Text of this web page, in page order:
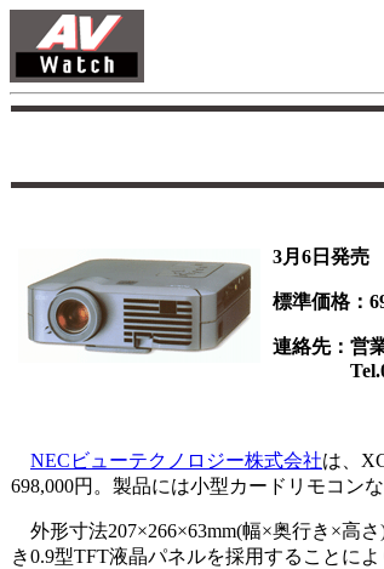
3月6日発売
標準価格：
連絡先：営
Tel.03-
NECビューテクノロジー株式会社は、
698,000円。製品には小型カードリモコン
外形寸法207×266×63mm(幅×奥行き×高
き0.9型TFT液晶パネルを採用することに